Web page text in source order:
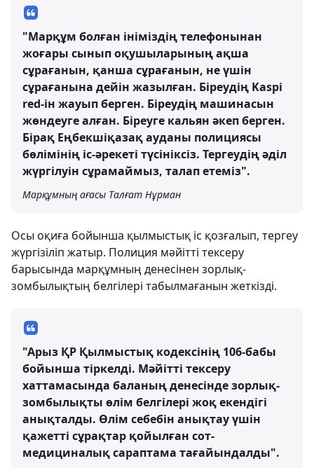
"Марқұм болған ініміздің телефонынан
жоғары сынып оқушыларының ақша
сұрағанын, қанша сұрағанын, не үшін
сұрағанына дейін жазылған. Біреудің Kaspi
red-ін жауып берген. Біреудің машинасын
жөндеуге алған. Біреуге кальян әкеп берген.
Бірақ Еңбекшіқазақ ауданы полициясы
бөлімінің іс-әрекеті түсініксіз. Тергеудің әділ
жүргілуін сұрамаймыз, талап етеміз".
Марқұмның ағасы Талғат Нұрман
Осы оқиға бойынша қылмыстық іс қозғалып, тергеу
жүргізіліп жатыр. Полиция мәйітті тексеру
барысында марқұмның денесінен зорлық-
зомбылықтың белгілері табылмағанын жеткізді.
"Арыз ҚР Қылмыстық кодексінің 106-бабы
бойынша тіркелді. Мәйітті тексеру
хаттамасында баланың денесінде зорлық-
зомбылықты өлім белгілері жоқ екендігі
анықталды. Өлім себебін анықтау үшін
қажетті сұрақтар қойылған сот-
медициналық сараптама тағайындалды".